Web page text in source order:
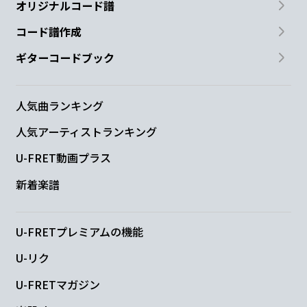
オリジナルコード譜
コード譜作成
ギターコードブック
人気曲ランキング
人気アーティストランキング
U-FRET動画プラス
新着楽譜
U-FRETプレミアムの機能
U-リク
U-FRETマガジン